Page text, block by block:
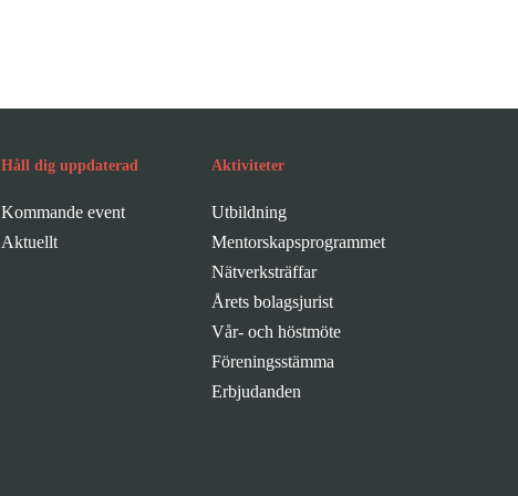
Håll dig uppdaterad
Kommande event
Aktuellt
Aktiviteter
Utbildning
Mentorskapsprogrammet
Nätverksträffar
Årets bolagsjurist
Vår- och höstmöte
Föreningsstämma
Erbjudanden